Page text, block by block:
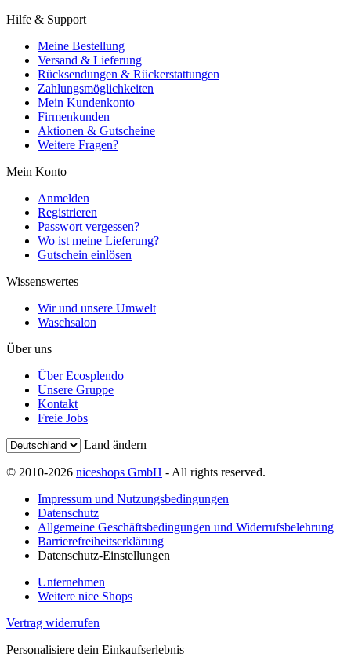
Hilfe & Support
Meine Bestellung
Versand & Lieferung
Rücksendungen & Rückerstattungen
Zahlungsmöglichkeiten
Mein Kundenkonto
Firmenkunden
Aktionen & Gutscheine
Weitere Fragen?
Mein Konto
Anmelden
Registrieren
Passwort vergessen?
Wo ist meine Lieferung?
Gutschein einlösen
Wissenswertes
Wir und unsere Umwelt
Waschsalon
Über uns
Über Ecosplendo
Unsere Gruppe
Kontakt
Freie Jobs
Land ändern
© 2010-2026 niceshops GmbH - All rights reserved.
Impressum und Nutzungsbedingungen
Datenschutz
Allgemeine Geschäftsbedingungen und Widerrufsbelehrung
Barrierefreiheitserklärung
Datenschutz-Einstellungen
Unternehmen
Weitere nice Shops
Vertrag widerrufen
Personalisiere dein Einkaufserlebnis